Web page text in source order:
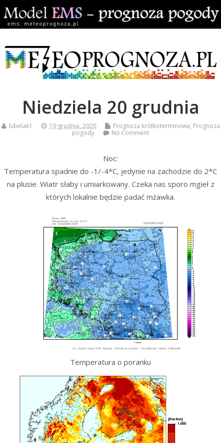
Niedziela 20 grudnia
lubelak1 19 grudnia, 2020 Prognoza krótkoterminowa, Prognoza
pogody
No Comment
Noc:
Temperatura spadnie do -1/-4*C, jedynie na zachodzie do 2*C
na plusie. Wiatr słaby i umiarkowany. Czeka nas sporo mgieł z
których lokalnie będzie padać mżawka.
Temperatura o poranku